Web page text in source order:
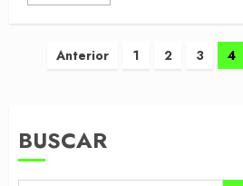
Paginación
Anterior 1 2 3 4
BUSCAR